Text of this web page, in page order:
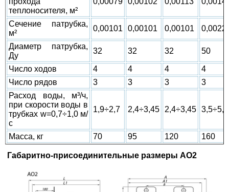
теплоносителя, м²
Сечение патрубка,
м²
0,00101 0,00101 0,00101
Диаметр патрубка,
Ду
32 32 32 50
Число ходов 4 4 4
4
Число рядов
3 3 3
3
Расход воды, м³/ч,
при скорости воды в
трубках w=0,7÷1,0 м/
с
1,9÷2,7 2,4÷3,45 2,4÷3,45 3,5÷5,0
Масса, кг 70 95 120 160
Габаритно-присоединительные размеры АО2